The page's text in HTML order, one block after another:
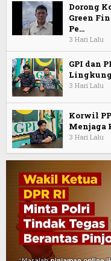
Dorong
Green
Pe…
3 Hari Lalu
GPI dan
3 Hari Lalu
Korwil
Menjaga
3 Hari Lalu